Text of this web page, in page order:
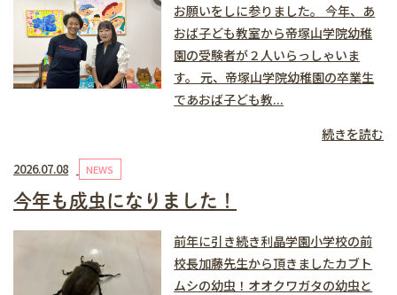
お願いをしに参りました。 今年、あ
おば子ども教室から帝塚山学院幼稚
園の受験者が２人いらっしゃいま
す。 元、帝塚山学院幼稚園の卒業生
であおば子ども教...
続きを読む
2026.07.08 NEWS
今年も成虫になりました！
前年に引き続き利晶学園小学校の前
校長加藤先生から頂きましたカブト
ムシの幼虫！オオクワガタの幼虫と